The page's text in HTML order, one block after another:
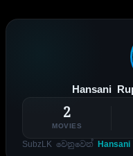
Hansani
2
MOVIES
SubzLK වෙනුවෙන්